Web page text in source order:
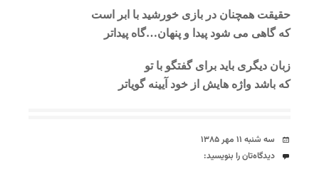
حقیقت همچنان در بازی خورشید با ابر است
که گاهی می شود پیدا و پنهان…گاه پیداتر
زبان دیگری باید برای گفتگو با تو
که باشد واژه هایش از خود آیینه گویاتر
تاریخ
سه شنبه ۱۱ مهر ۱۳۸۵
دیدگاه‌ها
دیدگاه‌تان را بنویسید: